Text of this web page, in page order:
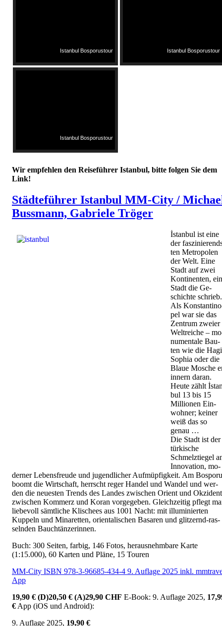
Istanbul Bosporustour Istanbul Bosporustour
Istanbul Bosporustour
Wir empfehlen den Reiseführer Istanbul, bitte folgen Sie dem
Link!
Städteführer Istanbul MM-City /
Bussmann, Gabriele Tröger
İstan­bul ist eine
der
ten Me­tro­po­len
der Welt. Eine
Stadt auf zwei
Kon­ti­nen­ten,
Stadt die Ge­
schich­te schrieb.
Als
pel war sie das
Zen­trum zwei­er
Welt­rei­che –
nu­men­ta­le Bau­
ten wie die
So­phia oder die
Blaue Mo­sche
in­nern daran.
Heute zählt
bul 13 bis 15
Mil­lio­nen Ein­
woh­ner; kei­ner
weiß das so
genau …
Die Stadt ist der
tür­ki­sche
Schmelz­tie­gel
In­no­va­ti­on, mo­
der­ner Le­bens­freu­de und ju­gend­li­cher Auf­müp­fig­keit. Am
boomt die Wirt­schaft, herrscht reger Han­del und Wan­del und wer­
den die neu­es­ten Trends des Lan­des zwi­schen Ori­ent und
zwi­schen Kom­merz und Koran vor­ge­ge­ben. Gleich­zei­tig pflegt
lie­be­voll sämt­li­che Kli­schees aus 1001 Nacht: mit il­lu­mi­nier­ten
Kup­peln und Mi­na­ret­ten, ori­en­ta­li­schen Basa­ren und glit­zernd-ras­
seln­den Bauch­tän­ze­rin­nen.
Buch: 300 Seiten, farbig, 146 Fotos, herausnehmbare Karte
(1:15.000), 60 Karten und Pläne, 15 Touren
MM-City ISBN 978-3-96685-434-4 9. Auflage 2025 inkl.
App
19,90 € (D)20,50 € (A)29,90 CHF E-Book: 9. Auflage 2025,
€ App (iOS und Android):
9. Auflage 2025, 19,90 €